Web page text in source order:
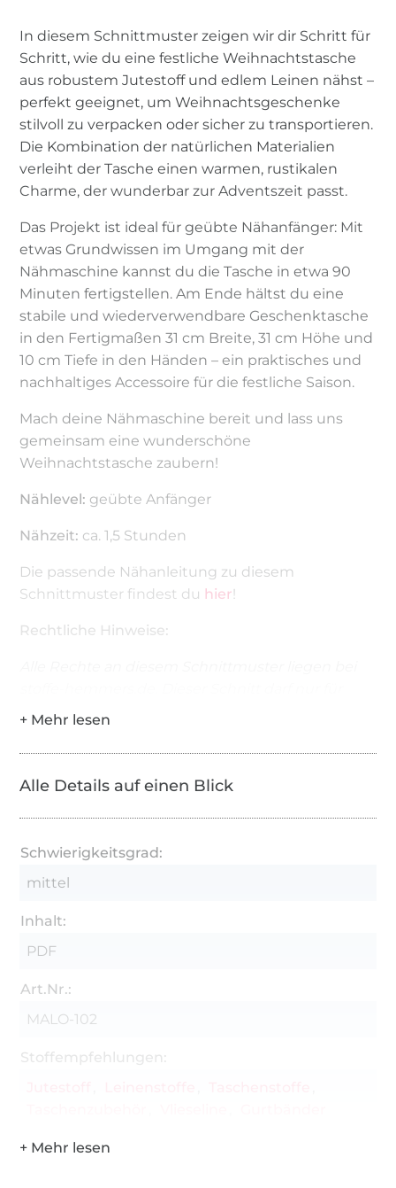
In diesem Schnittmuster zeigen wir dir Schritt für
Schritt, wie du eine festliche Weihnachtstasche
aus robustem Jutestoff und edlem Leinen nähst –
perfekt geeignet, um Weihnachtsgeschenke
stilvoll zu verpacken oder sicher zu transportieren.
Die Kombination der natürlichen Materialien
verleiht der Tasche einen warmen, rustikalen
Charme, der wunderbar zur Adventszeit passt.
Das Projekt ist ideal für geübte Nähanfänger: Mit
etwas Grundwissen im Umgang mit der
Nähmaschine kannst du die Tasche in etwa 90
Minuten fertigstellen. Am Ende hältst du eine
stabile und wiederverwendbare Geschenktasche
in den Fertigmaßen 31 cm Breite, 31 cm Höhe und
10 cm Tiefe in den Händen – ein praktisches und
nachhaltiges Accessoire für die festliche Saison.
Mach deine Nähmaschine bereit und lass uns
gemeinsam eine wunderschöne
Weihnachtstasche zaubern!
Nählevel: geübte Anfänger
Nähzeit: ca. 1,5 Stunden
Die passende Nähanleitung zu diesem
Schnittmuster findest du hier!
Rechtliche Hinweise:
private Zwecke verwendet werden. Die
Abdruck oder Veröffentlichung sind untersagt.
Alle Details auf einen Blick
Schwierigkeitsgrad:
mittel
Inhalt:
PDF
Art.Nr.:
MALO-102
Stoffempfehlungen: